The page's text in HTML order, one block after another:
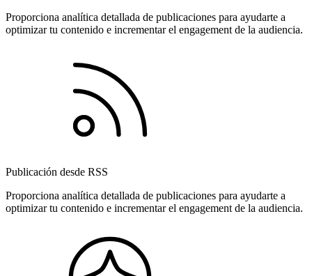
Proporciona analítica detallada de publicaciones para ayudarte a
optimizar tu contenido e incrementar el engagement de la audiencia.
Publicación desde RSS
Proporciona analítica detallada de publicaciones para ayudarte a
optimizar tu contenido e incrementar el engagement de la audiencia.